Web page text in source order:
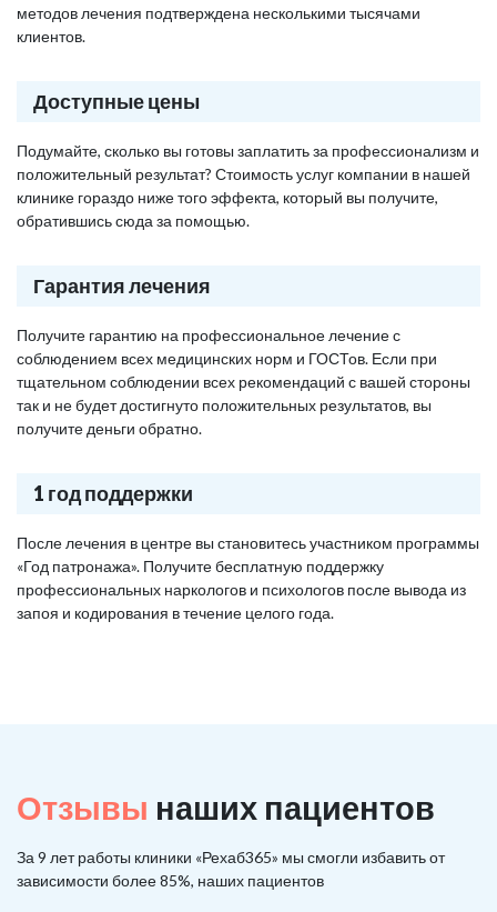
методов лечения подтверждена несколькими тысячами
клиентов.
Доступные цены
Подумайте, сколько вы готовы заплатить за профессионализм и
положительный результат? Стоимость услуг компании в нашей
клинике гораздо ниже того эффекта, который вы получите,
обратившись сюда за помощью.
Гарантия лечения
Получите гарантию на профессиональное лечение с
соблюдением всех медицинских норм и ГОСТов. Если при
тщательном соблюдении всех рекомендаций с вашей стороны
так и не будет достигнуто положительных результатов, вы
получите деньги обратно.
1 год поддержки
После лечения в центре вы становитесь участником программы
«Год патронажа». Получите бесплатную поддержку
профессиональных наркологов и психологов после вывода из
запоя и кодирования в течение целого года.
Отзывы наших пациентов
За 9 лет работы клиники «Рехаб365» мы смогли избавить от
зависимости более 85%, наших пациентов